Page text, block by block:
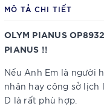
MÔ TẢ CHI TIẾT
OLYM PIANUS
PIANUS !!
Nếu Anh Em là người
nhân hay công sở lịch
D là rất phù hợp.